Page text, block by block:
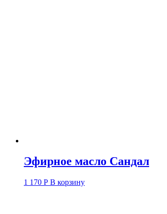
Эфирное масло Сандал
1 170 Р В корзину